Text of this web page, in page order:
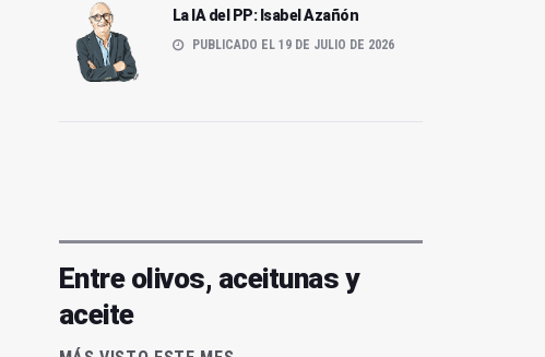
La IA del PP: Isabel Azañón
PUBLICADO EL 19 DE JULIO DE 2026
Entre olivos, aceitunas y
aceite